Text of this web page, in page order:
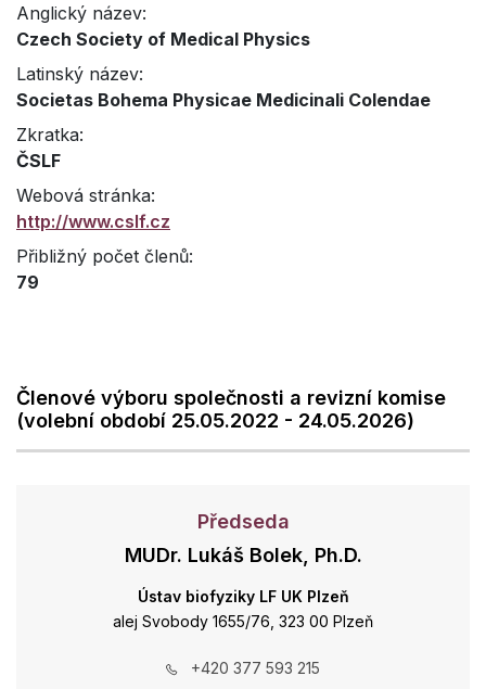
Anglický název:
Czech Society of Medical Physics
Latinský název:
Societas Bohema Physicae Medicinali Colendae
Zkratka:
ČSLF
Webová stránka:
http://www.cslf.cz
Přibližný počet členů:
79
Členové výboru společnosti a revizní komise
(volební období 25.05.2022 - 24.05.2026)
Předseda
MUDr. Lukáš Bolek, Ph.D.
Ústav biofyziky LF UK Plzeň
alej Svobody 1655/76, 323 00 Plzeň
+420 377 593 215